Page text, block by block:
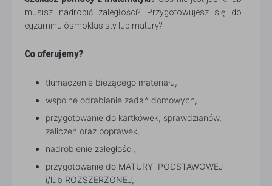
musisz nadrobić zaległości? Przygotowujesz się do
egzaminu ósmoklasisty lub matury?
Co oferujemy?
tłumaczenie bieżącego materiału,
wspólne odrabianie zadań domowych,
przygotowanie do kartkówek, sprawdzianów,
zaliczeń oraz poprawek,
nadrobienie zaległości,
przygotowanie do MATURY PODSTAWOWEJ
i/lub ROZSZERZONEJ,